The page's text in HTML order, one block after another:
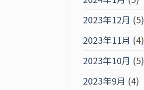
2023年12月 (5)
2023年11月 (4)
2023年10月 (5)
2023年9月 (4)